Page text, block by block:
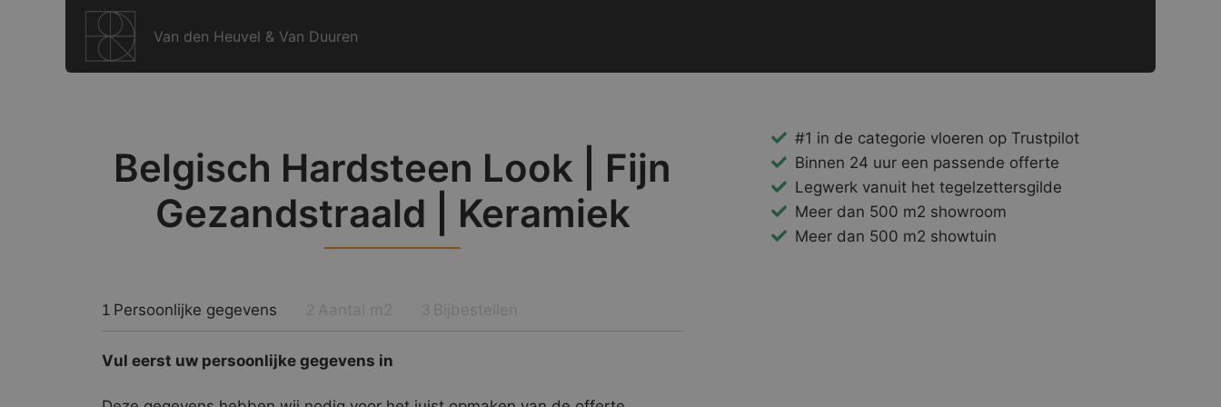
Van den Heuvel & Van Duuren
Belgisch Hardsteen Look | Fijn
Gezandstraald | Keramiek
1 Persoonlijke gegevens
Vul eerst uw persoonlijke gegevens in
#1 in de categorie vloeren op Trustpilot
Binnen 24 uur een passende offerte
Legwerk vanuit het tegelzettersgilde
Meer dan 500 m2 showroom
Meer dan 500 m2 showtuin